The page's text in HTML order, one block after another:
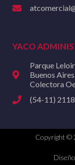
YACO
Parque
Buenos Aires
Colectora
(54-11)
Copyright ©